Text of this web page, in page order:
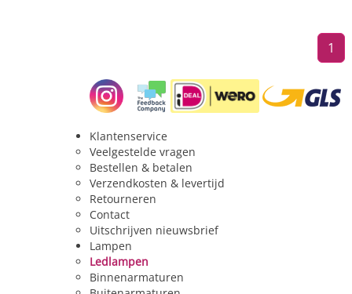
1
Klantenservice
Veelgestelde vragen
Bestellen & betalen
Verzendkosten & levertijd
Retourneren
Contact
Uitschrijven nieuwsbrief
Lampen
Ledlampen
Binnenarmaturen